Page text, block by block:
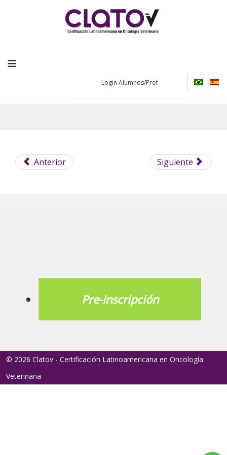
≡
Login Alumnos/Prof
Anterior Siguiente
Pre-Inscripción
© 2026 Clatov - Certificación Latinoamericana en Oncología
Veterinaria